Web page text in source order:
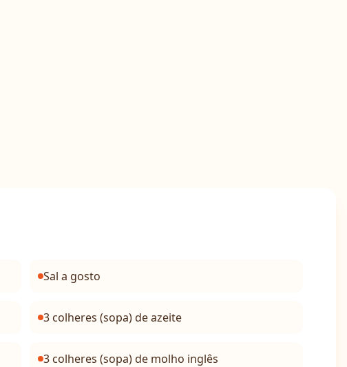
Sal a gosto
3 colheres (sopa) de azeite
3 colheres (sopa) de molho inglês